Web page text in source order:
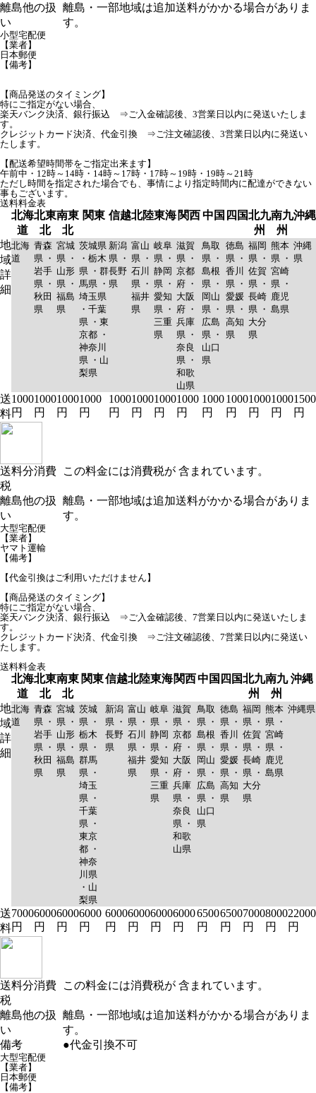
離島他の扱
い
離島・一部地域は追加送料がかかる場合がありま
す。
小型宅配便
【業者】
日本郵便
【備考】
【商品発送のタイミング】
特にご指定がない場合、
楽天バンク決済、銀行振込 ⇒ご入金確認後、3営業日以内に発送いたしま
す。
クレジットカード決済、代金引換 ⇒ご注文確認後、3営業日以内に発送い
たします。
【配送希望時間帯をご指定出来ます】
午前中・12時～14時・14時～17時・17時～19時・19時～21時
ただし時間を指定された場合でも、事情により指定時間内に配達ができない
事もございます。
送料料金表
北海
道
北東
北
南東
北
関東 信越北陸東海 関西中国 四国北九
州
南九
州
沖縄
地
域
詳
細
北海
道
青森
県 ・
岩手
県 ・
秋田
県
宮城
県 ・
山形
県 ・
福島
県
茨城県
・栃木
県 ・群
馬県 ・
埼玉県
・千葉
県 ・東
京都 ・
神奈川
県 ・山
梨県
新潟
県 ・
長野
県
富山
県 ・
石川
県 ・
福井
県
岐阜
県 ・
静岡
県 ・
愛知
県 ・
三重
県
滋賀
県 ・
京都
府 ・
大阪
府 ・
兵庫
県 ・
奈良
県 ・
和歌
山県
鳥取
県 ・
島根
県 ・
岡山
県 ・
広島
県 ・
山口
県
徳島
県 ・
香川
県 ・
愛媛
県 ・
高知
県
福岡
県 ・
佐賀
県 ・
長崎
県 ・
大分
県
熊本
県 ・
宮崎
県 ・
鹿児
島県
沖縄
県
送
料
1000
円
1000
円
1000
円
1000
円
1000
円
1000
円
1000
円
1000
円
1000
円
1000
円
1000
円
1000
円
1500
円
送料分消費
税
この料金には消費税が 含まれています。
離島他の扱
い
離島・一部地域は追加送料がかかる場合がありま
す。
大型宅配便
【業者】
ヤマト運輸
【備考】
【代金引換はご利用いただけません】
【商品発送のタイミング】
特にご指定がない場合、
楽天バンク決済、銀行振込 ⇒ご入金確認後、7営業日以内に発送いたしま
す。
クレジットカード決済、代金引換 ⇒ご注文確認後、7営業日以内に発送い
たします。
送料料金表
北海
道
北東
北
南東
北
関東信越北陸東海関西中国 四国北九
州
南九
州
沖縄
地
域
詳
細
北海
道
青森
県 ・
岩手
県 ・
秋田
県
宮城
県 ・
山形
県 ・
福島
県
茨城
県 ・
栃木
県 ・
群馬
県 ・
埼玉
県 ・
千葉
県 ・
東京
都 ・
神奈
川県
・山
梨県
新潟
県 ・
長野
県
富山
県 ・
石川
県 ・
福井
県
岐阜
県 ・
静岡
県 ・
愛知
県 ・
三重
県
滋賀
県 ・
京都
府 ・
大阪
府 ・
兵庫
県 ・
奈良
県 ・
和歌
山県
鳥取
県 ・
島根
県 ・
岡山
県 ・
広島
県 ・
山口
県
徳島
県 ・
香川
県 ・
愛媛
県 ・
高知
県
福岡
県 ・
佐賀
県 ・
長崎
県 ・
大分
県
熊本
県 ・
宮崎
県 ・
鹿児
島県
沖縄県
送
料
7000
円
6000
円
6000
円
6000
円
6000
円
6000
円
6000
円
6000
円
6500
円
6500
円
7000
円
8000
円
22000
円
送料分消費
税
この料金には消費税が 含まれています。
離島他の扱
い
離島・一部地域は追加送料がかかる場合がありま
す。
備考
●代金引換不可
大型宅配便
【業者】
日本郵便
【備考】